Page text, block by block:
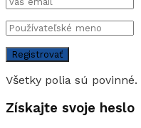
Všetky polia sú povinné.
Získajte svoje heslo